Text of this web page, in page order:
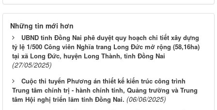
Những tin mới hơn
UBND tỉnh Đồng Nai phê duyệt quy hoạch chi tiết xây dựng
tỷ lệ 1/500 Công viên Nghĩa trang Long Đức mở rộng (58,16ha)
tại xã Long Đức, huyện Long Thành, tỉnh Đồng Nai
(27/05/2025)
Cuộc thi tuyển Phương án thiết kế kiến trúc công trình
Trung tâm chính trị - hành chính tính, Quảng trường và Trung
tâm Hội nghị triển lãm tính Đồng Nai. (06/06/2025)